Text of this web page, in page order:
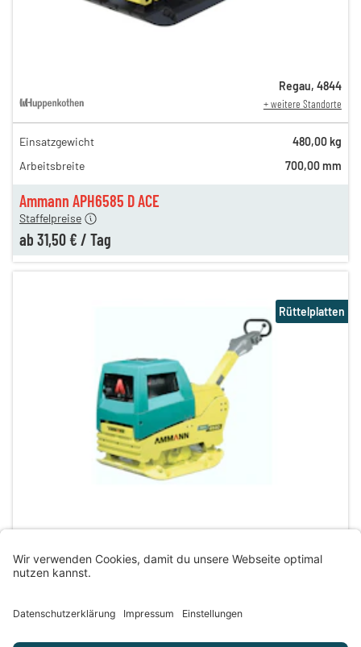
Ammann APH6585 D ACE
85,00 €
44,00 €
Staffelpreise
ab 31,50 € / Tag
Regau, 4844
+ weitere Standorte
Einsatzgewicht
480,00 kg
Arbeitsbreite
700,00 mm
Rüttelplatten
Einsatzgewicht